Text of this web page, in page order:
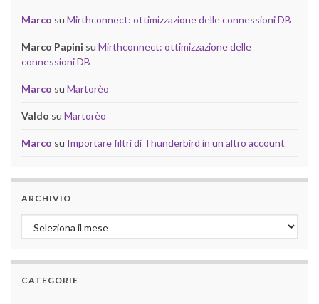
Marco su Mirthconnect: ottimizzazione delle connessioni DB
Marco Papini su Mirthconnect: ottimizzazione delle
connessioni DB
Marco su Martorèo
Valdo su Martorèo
Marco su Importare filtri di Thunderbird in un altro account
ARCHIVIO
Archivio
CATEGORIE